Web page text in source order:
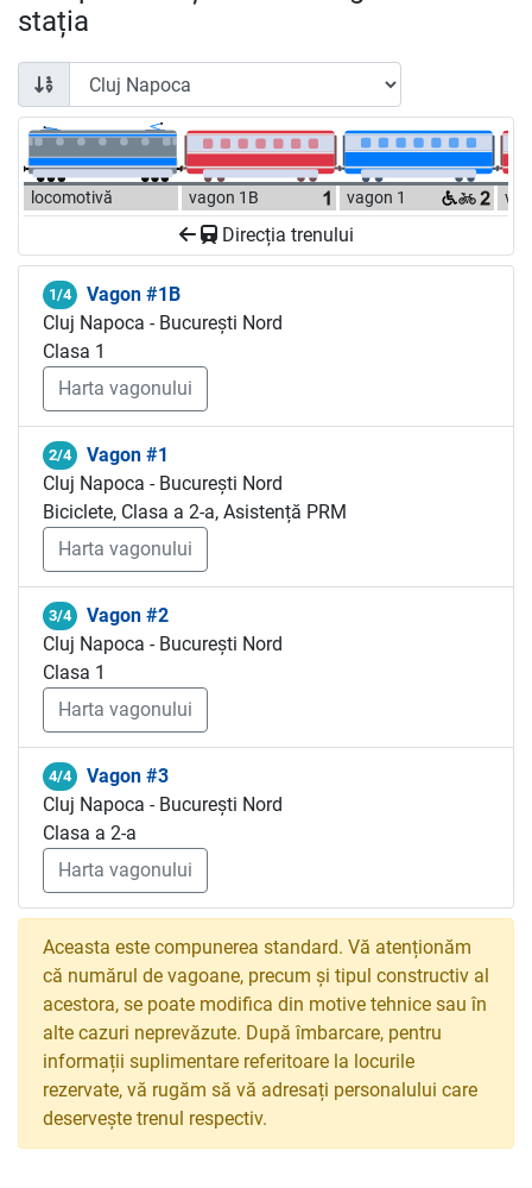
stația
locomotivă vagon 1B vagon 1
Direcția trenului
1/4
Vagon #1B
Cluj Napoca - București Nord
Clasa 1
Harta vagonului
2/4
Vagon #1
Cluj Napoca - București Nord
Biciclete, Clasa a 2-a, Asistență PRM
Harta vagonului
3/4
Vagon #2
Cluj Napoca - București Nord
Clasa 1
Harta vagonului
4/4
Vagon #3
Cluj Napoca - București Nord
Clasa a 2-a
Harta vagonului
Aceasta este compunerea standard. Vă atenționăm
că numărul de vagoane, precum și tipul constructiv al
acestora, se poate modifica din motive tehnice sau în
alte cazuri neprevăzute. După îmbarcare, pentru
informații suplimentare referitoare la locurile
rezervate, vă rugăm să vă adresați personalului care
deservește trenul respectiv.